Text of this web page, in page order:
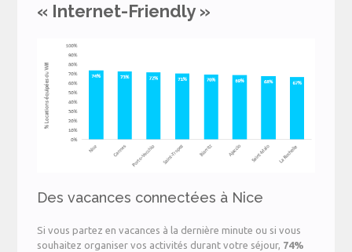
« Internet-Friendly »
Des vacances connectées à Nice
Si vous partez en vacances à la dernière minute ou si vous
souhaitez organiser vos activités durant votre séjour, 74%